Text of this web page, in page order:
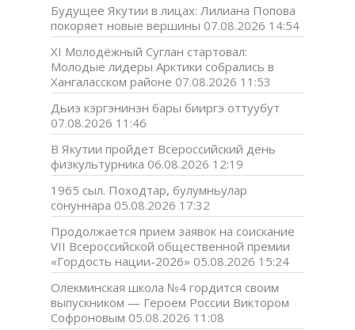
Будущее Якутии в лицах: Лилиана Попова
покоряет новые вершины 07.08.2026 14:54
XI Молодёжный Суглан стартовал:
Молодые лидеры Арктики собрались в
Хангаласском районе 07.08.2026 11:53
Дьиэ кэргэнинэн бары бииргэ оттуубут
07.08.2026 11:46
В Якутии пройдет Всероссийский день
физкультурника 06.08.2026 12:19
1965 сыл. Походтар, булумньулар
сонуннара 05.08.2026 17:32
Продолжается прием заявок на соискание
VII Всероссийской общественной премии
«Гордость нации-2026» 05.08.2026 15:24
Олекминская школа №4 гордится своим
выпускником — Героем России Виктором
Софроновым 05.08.2026 11:08